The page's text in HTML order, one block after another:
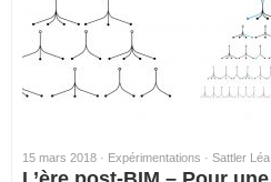
15 mars 2018 · Expérimentations · Sattler Léa